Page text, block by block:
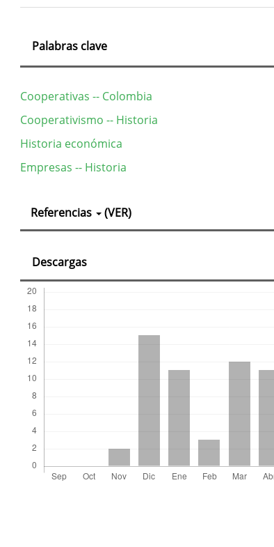
Palabras clave
Cooperativas -- Colombia
Cooperativismo -- Historia
Historia económica
Empresas -- Historia
Detalles
del
artículo
Referencias (VER)
Descargas